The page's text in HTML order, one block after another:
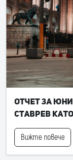
Отчет за
Ставрев
Вижте повече